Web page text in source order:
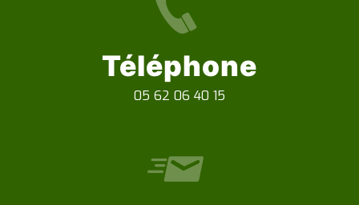
Téléphone
05 62 06 40 15